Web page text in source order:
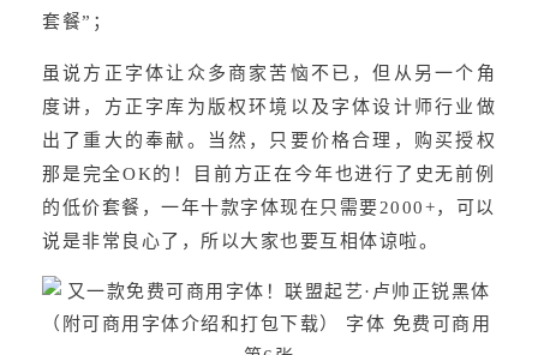
套餐”；
虽说方正字体让众多商家苦恼不已，但从另一个角
度讲，方正字库为版权环境以及字体设计师行业做
出了重大的奉献。当然，只要价格合理，购买授权
那是完全OK的！目前方正在今年也进行了史无前例
的低价套餐，一年十款字体现在只需要2000+，可以
说是非常良心了，所以大家也要互相体谅啦。